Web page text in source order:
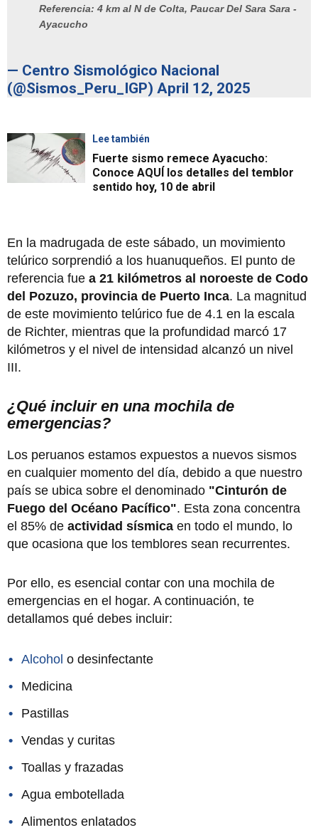
Referencia: 4 km al N de Colta, Paucar Del Sara Sara -
Ayacucho
— Centro Sismológico Nacional
(@Sismos_Peru_IGP) April 12, 2025
Lee también
Fuerte sismo remece Ayacucho:
Conoce AQUÍ los detalles del temblor
sentido hoy, 10 de abril
En la madrugada de este sábado, un movimiento
telúrico sorprendió a los huanuqueños. El punto de
referencia fue a 21 kilómetros al noroeste de Codo
del Pozuzo, provincia de Puerto Inca. La magnitud
de este movimiento telúrico fue de 4.1 en la escala
de Richter, mientras que la profundidad marcó 17
kilómetros y el nivel de intensidad alcanzó un nivel
III.
¿Qué incluir en una mochila de
emergencias?
Los peruanos estamos expuestos a nuevos sismos
en cualquier momento del día, debido a que nuestro
país se ubica sobre el denominado "Cinturón de
Fuego del Océano Pacífico". Esta zona concentra
el 85% de actividad sísmica en todo el mundo, lo
que ocasiona que los temblores sean recurrentes.
Por ello, es esencial contar con una mochila de
emergencias en el hogar. A continuación, te
detallamos qué debes incluir:
Alcohol o desinfectante
Medicina
Pastillas
Vendas y curitas
Toallas y frazadas
Agua embotellada
Alimentos enlatados